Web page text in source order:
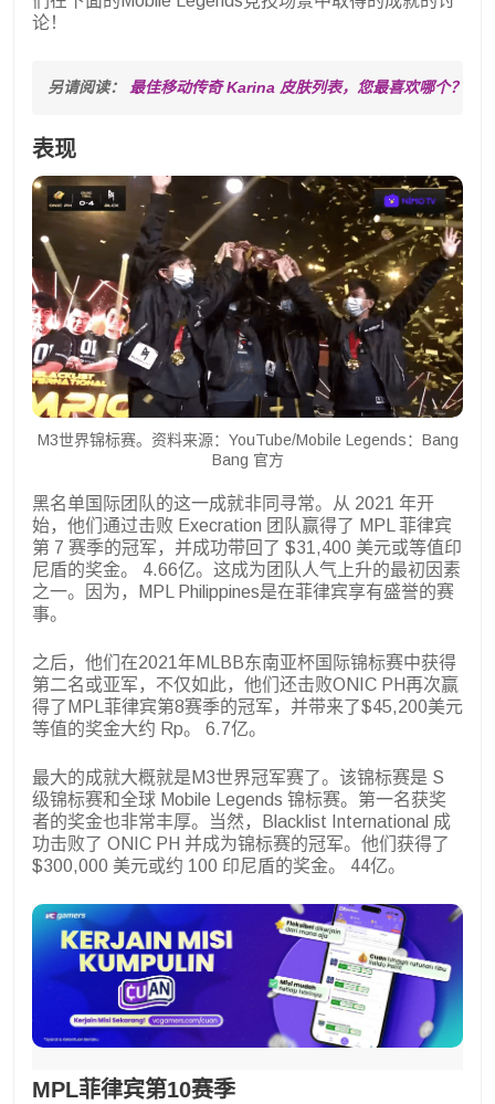
论！
另请阅读： 最佳移动传奇 Karina 皮肤列表，您最喜欢哪个？
表现
M3世界锦标赛。资料来源：YouTube/Mobile Legends：Bang
Bang 官方
黑名单国际团队的这一成就非同寻常。从 2021 年开
始，他们通过击败 Execration 团队赢得了 MPL 菲律宾
第 7 赛季的冠军，并成功带回了 $31,400 美元或等值印
尼盾的奖金。 4.66亿。这成为团队人气上升的最初因素
之一。因为，MPL Philippines是在菲律宾享有盛誉的赛
事。
之后，他们在2021年MLBB东南亚杯国际锦标赛中获得
第二名或亚军，不仅如此，他们还击败ONIC PH再次赢
得了MPL菲律宾第8赛季的冠军，并带来了$45,200美元
等值的奖金大约 Rp。 6.7亿。
最大的成就大概就是M3世界冠军赛了。该锦标赛是 S
级锦标赛和全球 Mobile Legends 锦标赛。第一名获奖
者的奖金也非常丰厚。当然，Blacklist International 成
功击败了 ONIC PH 并成为锦标赛的冠军。他们获得了
$300,000 美元或约 100 印尼盾的奖金。 44亿。
MPL菲律宾第10赛季